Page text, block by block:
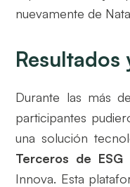
nuevamente de
Resultados
Durante las más de
participantes
una solución
Terceros de ESG
Innova. Esta